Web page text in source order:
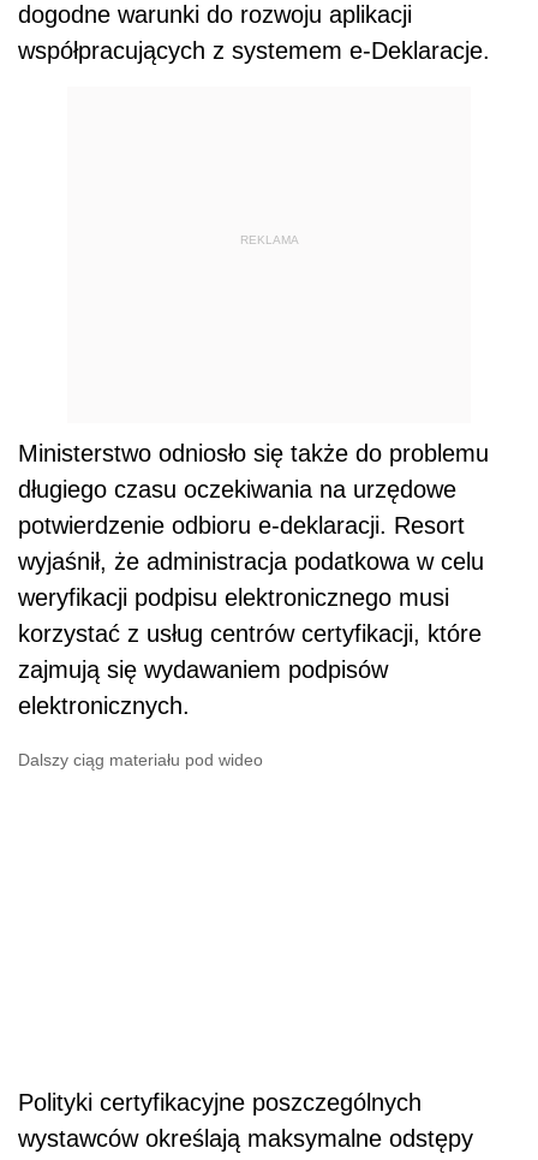
dogodne warunki do rozwoju aplikacji
współpracujących z systemem e-Deklaracje.
REKLAMA
Ministerstwo odniosło się także do problemu
długiego czasu oczekiwania na urzędowe
potwierdzenie odbioru e-deklaracji. Resort
wyjaśnił, że administracja podatkowa w celu
weryfikacji podpisu elektronicznego musi
korzystać z usług centrów certyfikacji, które
zajmują się wydawaniem podpisów
elektronicznych.
Dalszy ciąg materiału pod wideo
Polityki certyfikacyjne poszczególnych
wystawców określają maksymalne odstępy